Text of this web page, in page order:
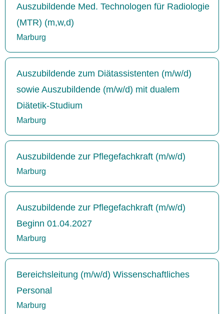
Auszubildende Med. Technologen für Radiologie
(MTR) (m,w,d)
Marburg
Auszubildende zum Diätassistenten (m/w/d)
sowie Auszubildende (m/w/d) mit dualem
Diätetik-Studium
Marburg
Auszubildende zur Pflegefachkraft (m/w/d)
Marburg
Auszubildende zur Pflegefachkraft (m/w/d)
Beginn 01.04.2027
Marburg
Bereichsleitung (m/w/d) Wissenschaftliches
Personal
Marburg